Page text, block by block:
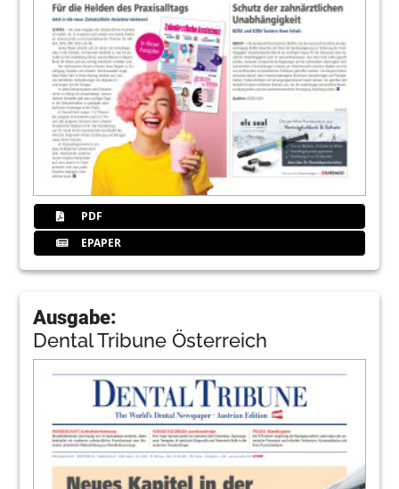
PDF
EPAPER
Ausgabe:
Dental Tribune Österreich